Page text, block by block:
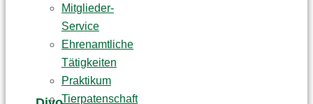
Mitglieder-
Service
Ehrenamtliche
Tätigkeiten
Praktikum
Tierpatenschaft